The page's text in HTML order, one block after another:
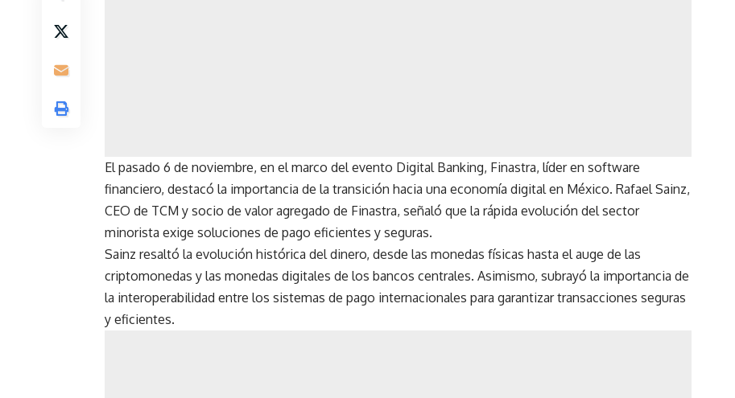
El pasado 6 de noviembre, en el marco del evento Digital Banking, Finastra, líder en software
financiero, destacó la importancia de la transición hacia una economía digital en México. Rafael Sainz,
CEO de TCM y socio de valor agregado de Finastra, señaló que la rápida evolución del sector
minorista exige soluciones de pago eficientes y seguras.
Sainz resaltó la evolución histórica del dinero, desde las monedas físicas hasta el auge de las
criptomonedas y las monedas digitales de los bancos centrales. Asimismo, subrayó la importancia de
la interoperabilidad entre los sistemas de pago internacionales para garantizar transacciones seguras
y eficientes.